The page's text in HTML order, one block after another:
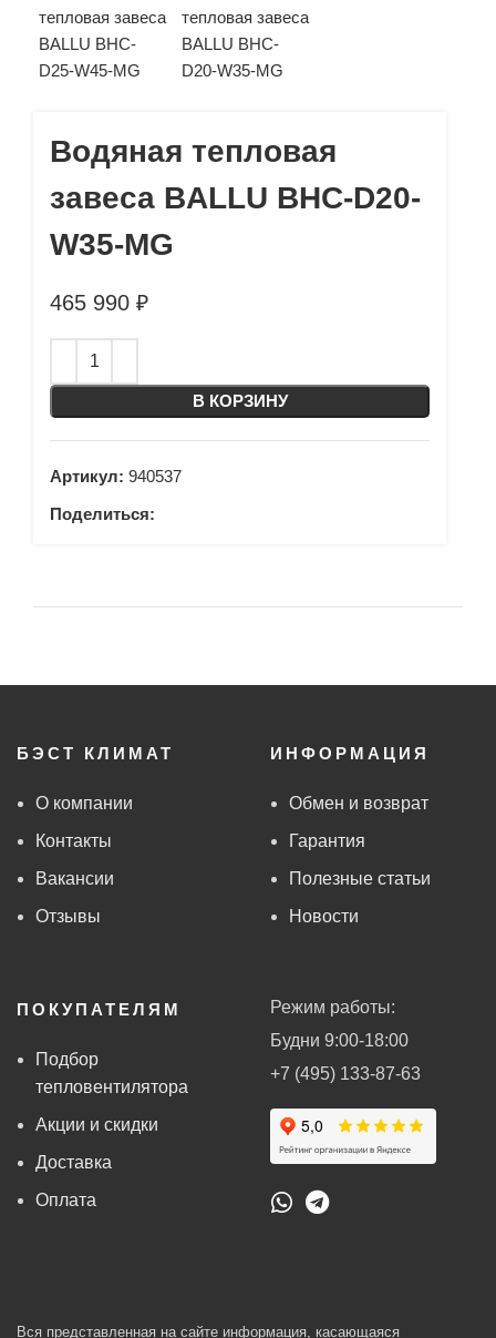
Водяная тепловая
завеса BALLU BHC-D20-
W35-MG
465 990 ₽
В КОРЗИНУ
Артикул: 940537
Поделиться:
БЭСТ КЛИМАТ
О компании
Контакты
Вакансии
Отзывы
ИНФОРМАЦИЯ
Обмен и возврат
Гарантия
Полезные статьи
Новости
ПОКУПАТЕЛЯМ
Подбор
тепловентилятора
Акции и скидки
Доставка
Оплата
Режим работы:
Будни 9:00-18:00
+7 (495) 133-87-63
Вся представленная на сайте информация, касающаяся